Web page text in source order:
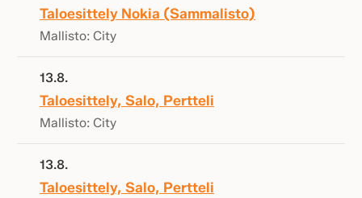
Taloesittely Nokia (Sammalisto)
Mallisto: City
13.8.
Taloesittely, Salo, Pertteli
Mallisto: City
13.8.
Taloesittely, Salo, Pertteli